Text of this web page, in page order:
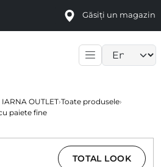
Găsiți un magazin
IARNA OUTLET›Toate produsele›
paiete fine
TOTAL LOOK